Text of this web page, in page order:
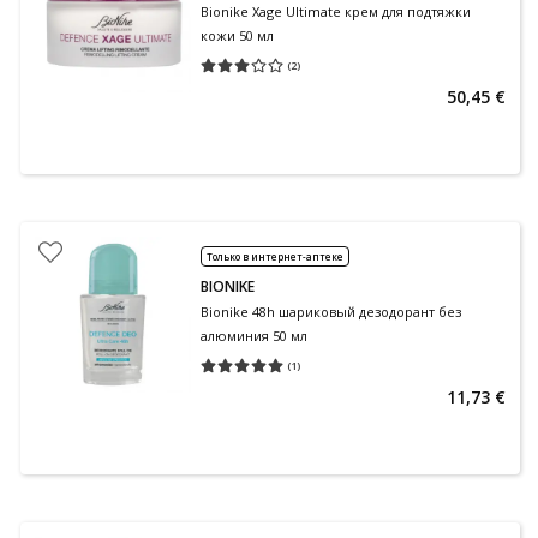
Bionike Xage Ultimate крем для подтяжки
кожи 50 мл
(2)
Средняя оценка 3.00
50,45 €
Только в интернет-аптеке
BIONIKE
Bionike 48h шариковый дезодорант без
алюминия 50 мл
(1)
Средняя оценка 5.00
11,73 €